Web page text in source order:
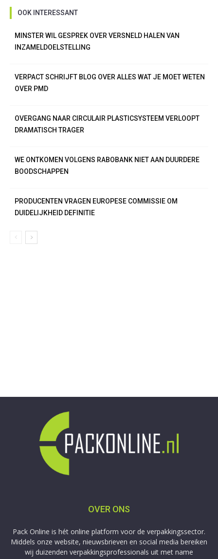
OOK INTERESSANT
MINSTER WIL GESPREK OVER VERSNELD HALEN VAN
INZAMELDOELSTELLING
VERPACT SCHRIJFT BLOG OVER ALLES WAT JE MOET WETEN
OVER PMD
OVERGANG NAAR CIRCULAIR PLASTICSYSTEEM VERLOOPT
DRAMATISCH TRAGER
WE ONTKOMEN VOLGENS RABOBANK NIET AAN DUURDERE
BOODSCHAPPEN
PRODUCENTEN VRAGEN EUROPESE COMMISSIE OM
DUIDELIJKHEID DEFINITIE
OVER ONS
Pack Online is hét online platform voor de verpakkingssector.
Middels onze website, nieuwsbrieven en social media bereiken
wij duizenden verpakkingsprofessionals uit met name